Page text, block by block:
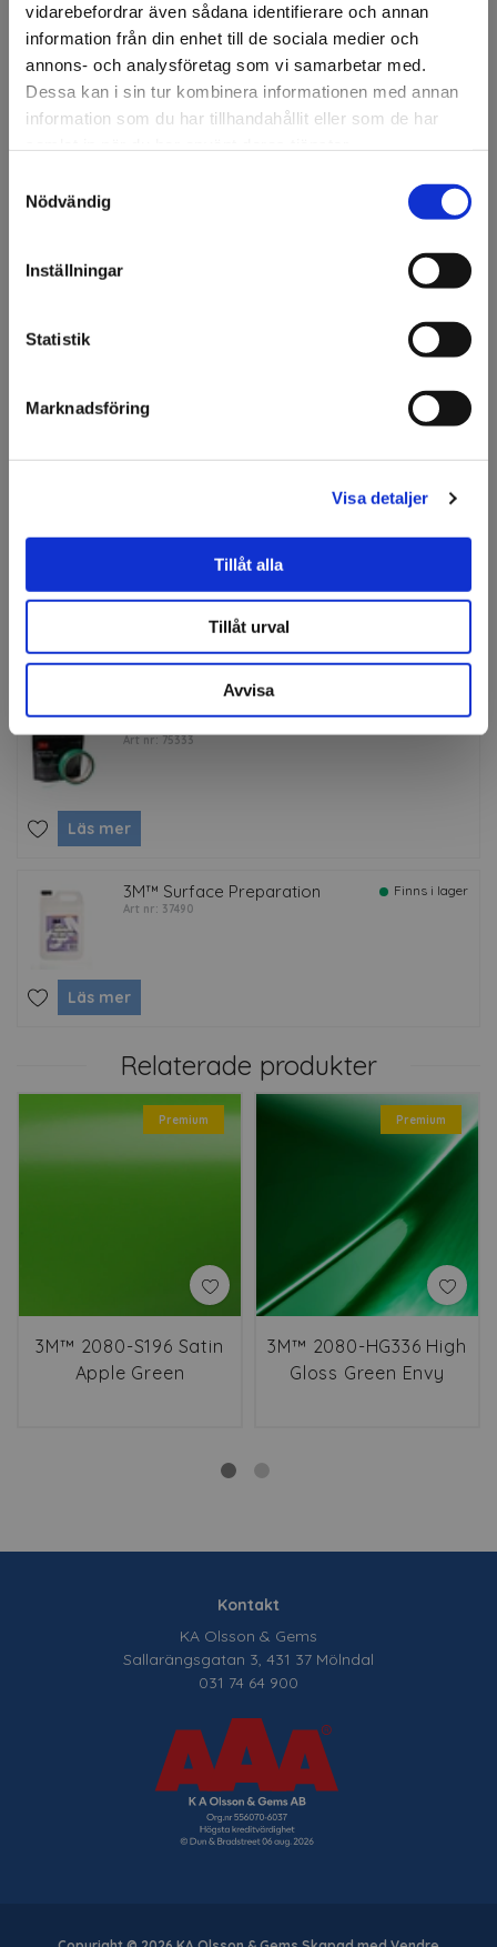
vidarebefordrar även sådana identifierare och annan
information från din enhet till de sociala medier och
annons- och analysföretag som vi samarbetar med.
Dessa kan i sin tur kombinera informationen med annan
information som du har tillhandahållit eller som de har
Nödvändig
Inställningar
Statistik
Marknadsföring
Visa detaljer
Tillåt alla
Tillåt urval
Avvisa
Specifikation
Fråga om produkt
Om tillverkaren
Filer
ark
Art nr: 67046
KA Wrap Squeegee
Läs mer
3M™ Knifeless™ Finish Line
Art nr: 75333
Finns i lager
Läs mer
3M™ Surface Preparation
Art nr: 37490
Finns i lager
Läs mer
Relaterade produkter
Premium
3M™ 2080-S196 Satin
Apple Green
Premium
3M™ 2080-HG336 High
Gloss Green Envy
Kontakt
KA Olsson & Gems
Sallarängsgatan 3, 431 37 Mölndal
031 74 64 900